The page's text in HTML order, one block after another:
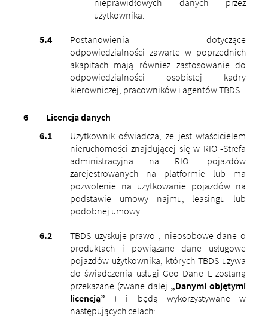
użytkownika.
Postanowienia dotyczące
odpowiedzialności zawarte w poprzednich
akapitach mają również zastosowanie do
odpowiedzialności osobistej kadry
kierowniczej, pracowników i agentów TBDS.
Licencja danych
Użytkownik oświadcza, że ​​jest właścicielem
nieruchomości znajdującej się w RIO -Strefa
administracyjna na RIO -pojazdów
zarejestrowanych na platformie lub ma
pozwolenie na użytkowanie pojazdów na
podstawie umowy najmu, leasingu lub
podobnej umowy.
TBDS uzyskuje prawo , nieosobowe dane o
produktach i powiązane dane usługowe
pojazdów użytkownika, których TBDS używa
do świadczenia usługi Geo Dane L zostaną
przekazane (zwane dalej „Danymi objętymi
licencją” ) i będą wykorzystywane w
następujących celach: